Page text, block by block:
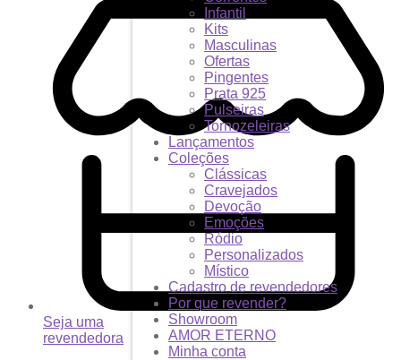
Seja uma
revendedora
Infantil
Kits
Masculinas
Ofertas
Pingentes
Prata 925
Pulseiras
Tornozeleiras
Lançamentos
Coleções
Clássicas
Cravejados
Devoção
Emoções
Ródio
Personalizados
Místico
Cadastro de revendedores
Por que revender?
Showroom
AMOR ETERNO
Minha conta